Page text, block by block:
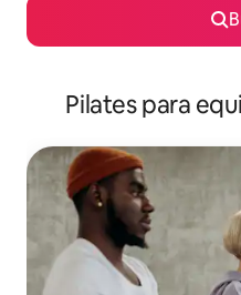
Pilates para